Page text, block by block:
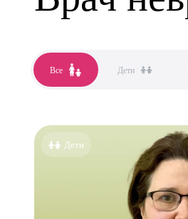
Все Дети
Дети